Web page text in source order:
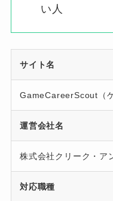
い人
サイト名
GameCareerScout（
運営会社名
株式会社クリーク・ア
対応職種